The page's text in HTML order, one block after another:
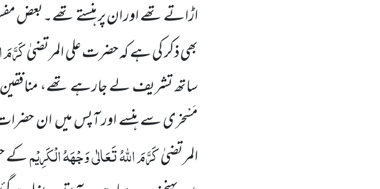
اڑاتے تھے اور ان پر ہنستے تھے۔بعض
بھی ذکر کی ہے کہ حضرت علی المرتضیٰکَرَّمَ
ساتھ تشریف لے جارہے تھے،
مَسْخری سے ہنسے اور آپس میںان
المرتضیٰکَرَّمَ اللّٰہُ تَعَالٰی وَجْہَہُ الْکَرِیْمکے